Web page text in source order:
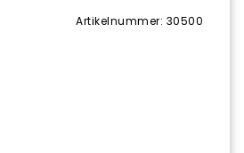
Artikelnummer: 30500